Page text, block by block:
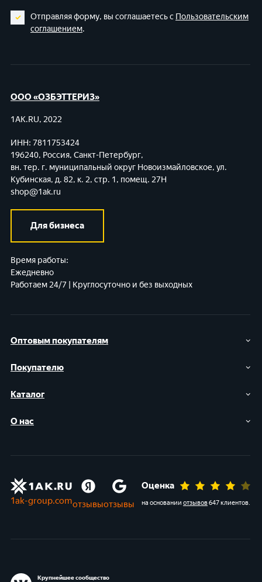
Отправляя форму, вы соглашаетесь с Пользовательским
соглашением.
Оптовым покупателям
Покупателю
Каталог
О нас
ООО «ОЗБЭТТЕРИЗ»
1AK.RU, 2022
ИНН: 7811753424
196240, Россия, Санкт-Петербург,
вн. тер. г. муниципальный округ Новоизмайловское, ул.
Кубинская, д. 82, к. 2, стр. 1, помещ. 27Н
shop@1ak.ru
Для бизнеса
Время работы:
Ежедневно
Работаем 24/7 | Круглосуточно и без выходных
1ak-group.comотзывыотзывы
Оценка
на основании отзывов647 клиентов.
Крупнейшее сообщество